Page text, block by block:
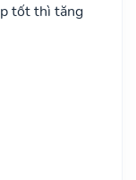
tốt thì tăng